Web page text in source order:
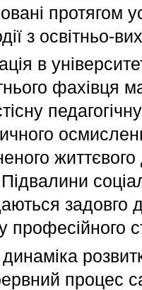
протягом
з освітньо-
в
фахівця
задовго
професійного
динаміка
процес